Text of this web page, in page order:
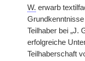
W. erwarb
Teilhaber bei „J.
erfolgreiche
Teilhaberschaft